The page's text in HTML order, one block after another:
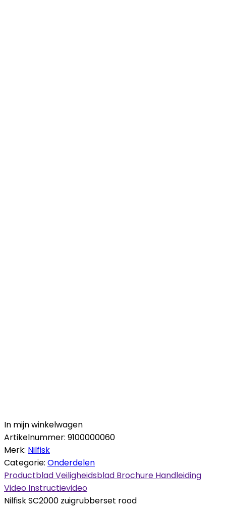
In mijn winkelwagen
Artikelnummer: 9100000060
Merk: Nilfisk
Categorie: Onderdelen
ProductbladVeiligheidsblad Brochure Handleiding
Video Instructievideo
Nilfisk SC2000 zuigrubberset rood